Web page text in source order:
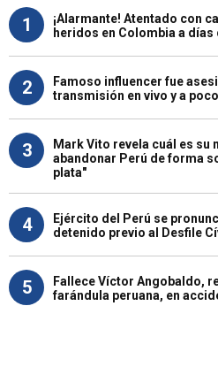
1
¡Alarmante! Atentado con
heridos en Colombia a
2
Famoso influencer fue
transmisión en vivo y a
3
Mark Vito revela cuál es su
abandonar Perú de forma
plata"
4
Ejército del Perú se
detenido previo al Desfile
5
Fallece Víctor Angobaldo,
farándula peruana, en